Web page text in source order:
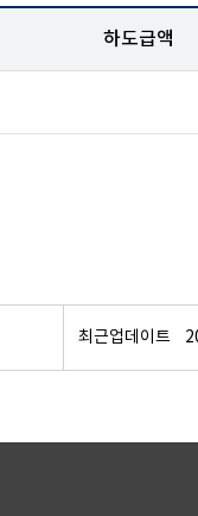
하도급액
최근업데이트